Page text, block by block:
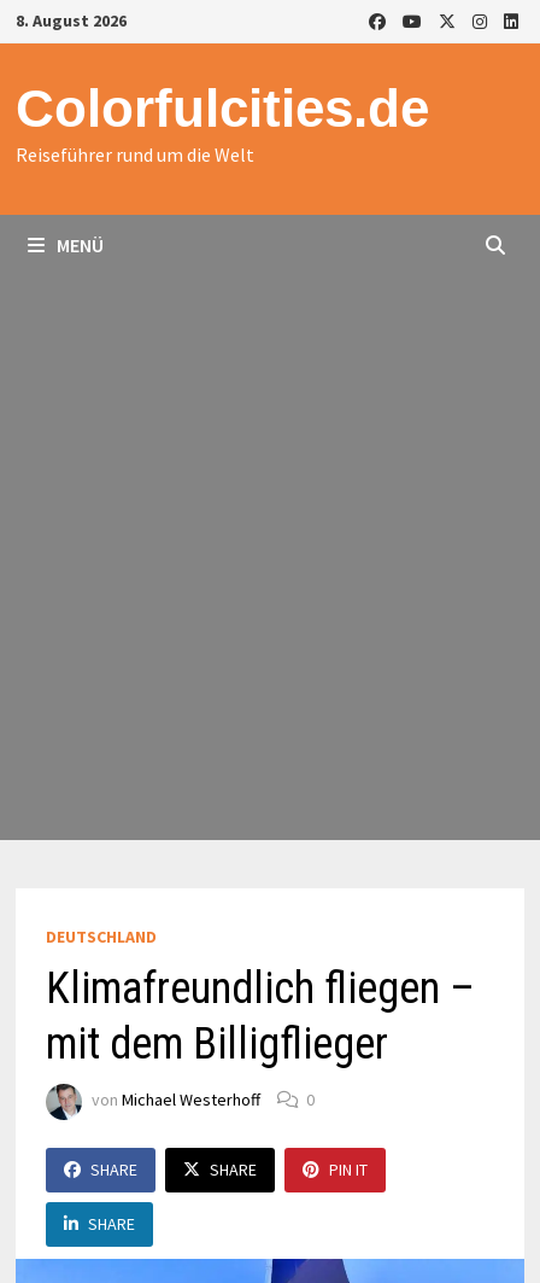
Zurück
zum
8. August 2026
Colorfulcities.de
Reiseführer rund um die Welt
MENÜ
DEUTSCHLAND
Klimafreundlich fliegen –
mit dem Billigflieger
von Michael Westerhoff 0
SHARE SHARE PIN IT
SHARE